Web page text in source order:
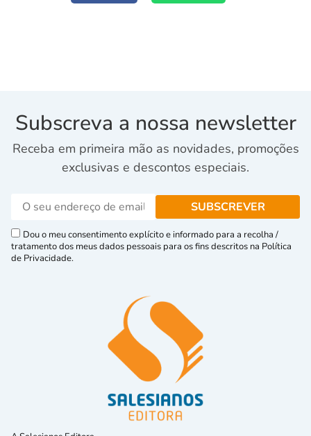
Subscreva a nossa newsletter
Receba em primeira mão as novidades, promoções
exclusivas e descontos especiais.
Dou o meu consentimento explícito e informado para a recolha /
tratamento dos meus dados pessoais para os fins descritos na Política
de Privacidade.